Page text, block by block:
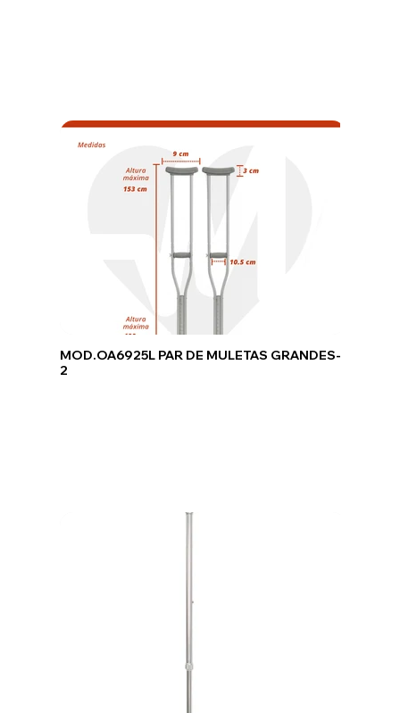
MOD.OA6925L PAR DE MULETAS GRANDES-
2